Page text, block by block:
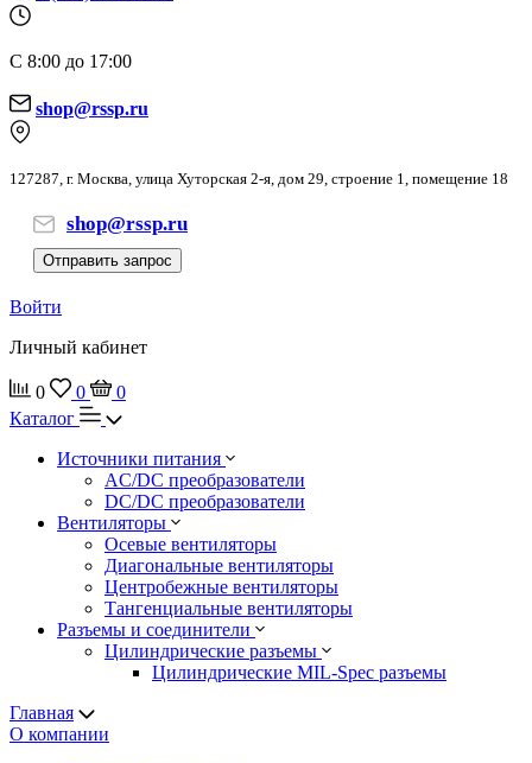
С 8:00 до 17:00
shop@rssp.ru
127287, г. Москва, улица Хуторская 2-я, дом 29, строение 1, помещение 18
shop@rssp.ru
Отправить запрос
Войти
Личный кабинет
0 0
0
Каталог
Источники питания
AC/DC преобразователи
DC/DC преобразователи
Вентиляторы
Осевые вентиляторы
Диагональные вентиляторы
Центробежные вентиляторы
Тангенциальные вентиляторы
Разъемы и соединители
Цилиндрические разъемы
Цилиндрические MIL-Spec разъемы
Главная
О компании